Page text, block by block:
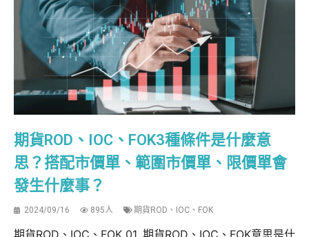
期貨ROD、IOC、FOK3種條件是什麼意
思？搭配市價單、範圍市價單、限價單會
發生什麼事？
2024/09/16 895人 期貨ROD、IOC、FOK
期貨ROD、IOC、FOK 01. 期貨ROD、IOC、FOK意思是什